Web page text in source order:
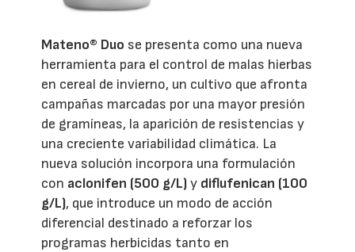
Mateno® Duo se presenta como una nueva
herramienta para el control de malas hierbas
en cereal de invierno, un cultivo que afronta
campañas marcadas por una mayor presión
de gramíneas, la aparición de resistencias y
una creciente variabilidad climática. La
nueva solución incorpora una formulación
con aclonifen (500 g/L)y diflufenican (100
g/L), que introduce un modo de acción
diferencial destinado a reforzar los
programas herbicidas tanto en